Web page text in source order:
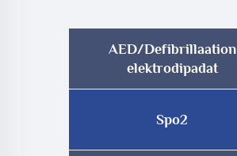
AED/Defibrillaation
elektrodipadat
Spo2